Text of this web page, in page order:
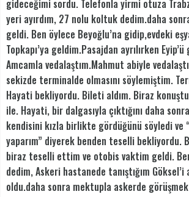
gideceğimi sordu. Telefonla yirmi otuza
yeri ayırdım, 27 nolu koltuk dedim.daha
geldi. Ben öylece Beyoğlu’na gidip,evdeki
Topkapı’ya geldim.Pasajdan ayrılırken
Amcamla vedalaştım.Mahmut abiyle
sekizde terminalde olmasını söylemiştim.
Hayati bekliyordu. Bileti aldım. Biraz
ile. Hayati, bir dalgasıyla çıktığını daha
kendisini kızla birlikte gördüğünü söyledi ve
yaparım” diyerek benden teselli bekliyordu.
biraz teselli ettim ve otobis vaktim geldi.
dedim, Askeri hastanede tanıştığım Göksel’i
oldu.daha sonra mektupla askerde